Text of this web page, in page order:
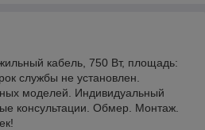
кабель, 750 Вт, площадь:
службы не установлен.
моделей. Индивидуальный
консультации. Обмер. Монтаж.